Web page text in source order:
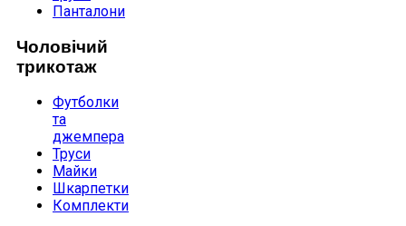
Панталони
Чоловічий
трикотаж
Футболки
та
джемпера
Труси
Майки
Шкарпетки
Комплекти